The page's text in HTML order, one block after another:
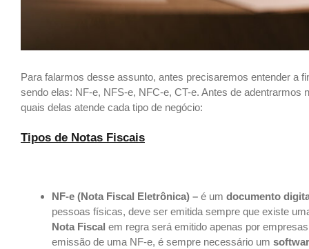
Para falarmos desse assunto, antes precisaremos entender a
sendo elas: NF-e, NFS-e, NFC-e, CT-e. Antes de
quais delas atende cada tipo de negócio:
Tipos de Notas Fiscais
NF-e (Nota Fiscal Eletrônica) – é um documento
pessoas físicas, deve ser emitida sempre que existe
Nota Fiscal em regra será emitido apenas por
emissão de uma NF-e, é sempre necessário um